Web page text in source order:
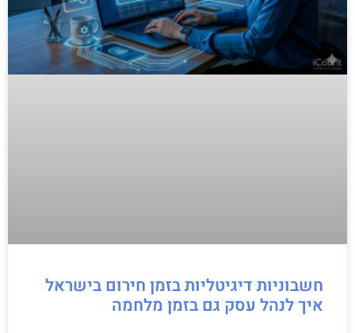
חשבוניות דיגיטליות בזמן חירום בישראל
איך לנהל עסק גם בזמן מלחמה